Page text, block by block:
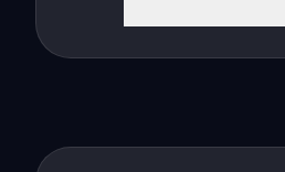
funcionalidades da